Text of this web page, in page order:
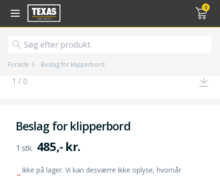
0
Gå til kurv (
Forside Beslag for klipperbord
1 / 0
Beslag for klipperbord
485,- kr.
Ikke på lager. Vi kan desværre ikke oplyse, hvornår